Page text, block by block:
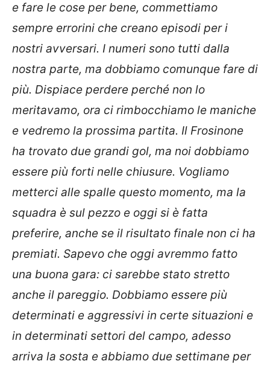
e fare le cose per bene, commettiamo
sempre errorini che creano episodi per i
nostri avversari. I numeri sono tutti dalla
nostra parte, ma dobbiamo comunque fare di
più. Dispiace perdere perché non lo
meritavamo, ora ci rimbocchiamo le maniche
e vedremo la prossima partita. Il Frosinone
ha trovato due grandi gol, ma noi dobbiamo
essere più forti nelle chiusure. Vogliamo
metterci alle spalle questo momento, ma la
squadra è sul pezzo e oggi si è fatta
preferire, anche se il risultato finale non ci ha
premiati. Sapevo che oggi avremmo fatto
una buona gara: ci sarebbe stato stretto
anche il pareggio. Dobbiamo essere più
determinati e aggressivi in certe situazioni e
in determinati settori del campo, adesso
arriva la sosta e abbiamo due settimane per